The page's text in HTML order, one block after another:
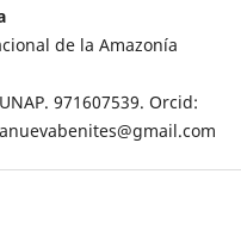
de la Amazonía
971607539. Orcid: